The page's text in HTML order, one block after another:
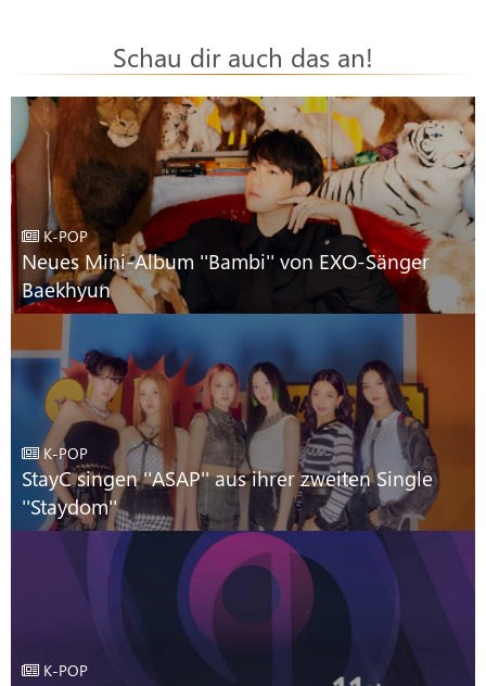
Schau dir auch das an!
K-POP
Neues Mini-Album ''Bambi'' von EXO-Sänger
Baekhyun
K-POP
StayC singen ''ASAP'' aus ihrer zweiten Single
''Staydom''
K-POP